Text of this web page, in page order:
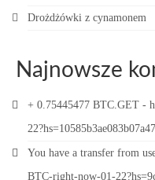
Drożdżówki z cynamonem
Najnowsze
+ 0.75445477 BTC.GET -
You have a transfer from
BTC-right-now-01-